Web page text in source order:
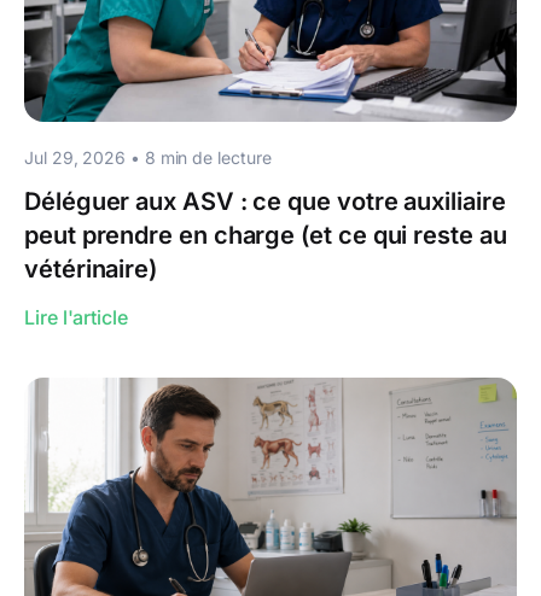
Jul 29, 2026 • 8 min de lecture
Déléguer aux ASV : ce que votre auxiliaire
peut prendre en charge (et ce qui reste au
vétérinaire)
Lire l'article